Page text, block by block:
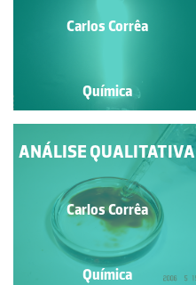
Carlos Corrêa
Química
Carlos Corrêa
Química
EQUILÍBRIO
AMONÍACO-AMÓNIO
Carlos Corrêa
Química
ANÁLISE QUALITATIVA
Carlos Corrêa
Química